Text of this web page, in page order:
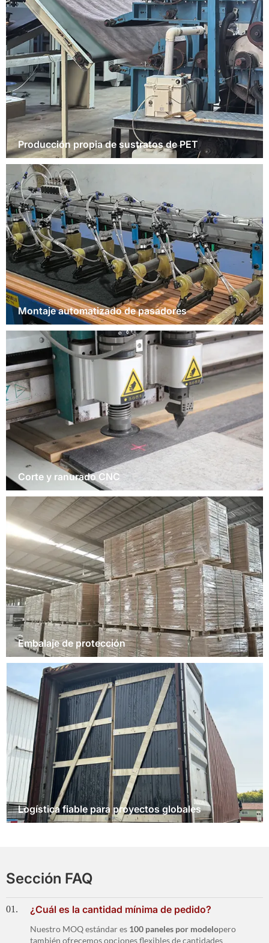
Producción propia de sustratos de PET
Montaje automatizado de pasadores
Corte y ranurado CNC
Embalaje de protección
Logística fiable para proyectos globales
Sección FAQ
01. ¿Cuál es la cantidad mínima de pedido?
Nuestro MOQ estándar es 100 paneles por modelopero
también ofrecemos opciones flexibles de cantidades